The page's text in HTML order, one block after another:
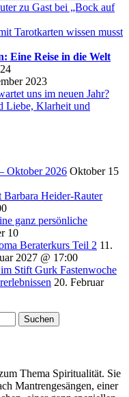
zu Gast bei „Bock auf
Tarotkarten wissen musst
Eine Reise in die Welt
2023
uns im neuen Jahr?
Liebe, Klarheit und
Oktober 2026 Oktober 15
Barbara Heider-Rauter
ganz persönliche
10
Beraterkurs Teil 2 11.
2027 @ 17:00
Fastenwoche
20. Februar
Thema Spiritualität. Sie
Mantrengesängen, einer